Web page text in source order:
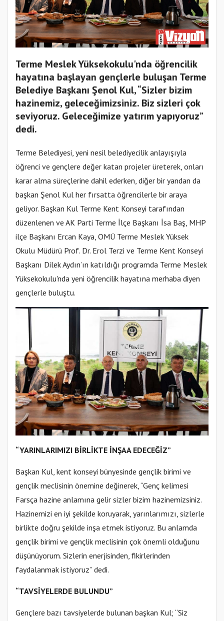
Terme Meslek Yüksekokulu'nda öğrencilik
hayatına başlayan gençlerle buluşan Terme
Belediye Başkanı Şenol Kul, “Sizler bizim
hazinemiz, geleceğimizsiniz. Biz sizleri çok
seviyoruz. Geleceğimize yatırım yapıyoruz”
dedi.
Terme Belediyesi, yeni nesil belediyecilik anlayışıyla
öğrenci ve gençlere değer katan projeler üreterek, onları
karar alma süreçlerine dahil ederken, diğer bir yandan da
başkan Şenol Kul her fırsatta öğrencilerle bir araya
geliyor. Başkan Kul Terme Kent Konseyi tarafından
düzenlenen ve AK Parti Terme İlçe Başkanı İsa Baş, MHP
ilçe Başkanı Ercan Kaya, OMÜ Terme Meslek Yüksek
Okulu Müdürü Prof. Dr. Erol Terzi ve Terme Kent Konseyi
Başkanı Dilek Aydın’ın katıldığı programda Terme Meslek
Yüksekokulu'nda yeni öğrencilik hayatına merhaba diyen
gençlerle buluştu.
“YARINLARIMIZI BİRLİKTE İNŞAA EDECEĞİZ”
Başkan Kul, kent konseyi bünyesinde gençlik birimi ve
gençlik meclisinin önemine değinerek, “Genç kelimesi
Farsça hazine anlamına gelir sizler bizim hazinemizsiniz.
Hazinemizi en iyi şekilde koruyarak, yarınlarımızı, sizlerle
birlikte doğru şekilde inşa etmek istiyoruz. Bu anlamda
gençlik birimi ve gençlik meclisinin çok önemli olduğunu
düşünüyorum. Sizlerin enerjisinden, fikirlerinden
faydalanmak istiyoruz” dedi.
“TAVSİYELERDE BULUNDU”
Gençlere bazı tavsiyelerde bulunan başkan Kul; “Siz